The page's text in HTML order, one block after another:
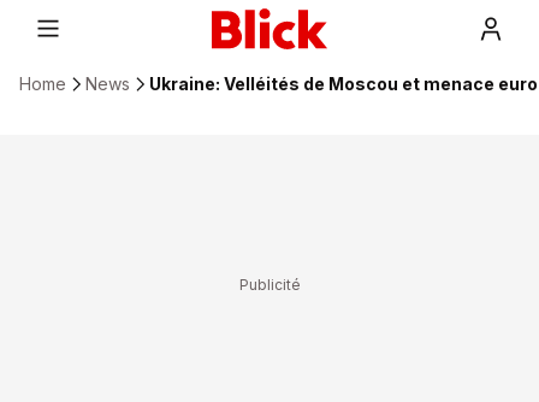
Home News Ukraine: Velléités de Moscou et menace